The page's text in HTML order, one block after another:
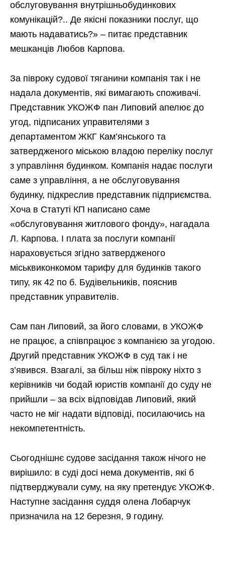
обслуговування внутрішньобудинкових
комунікацій?.. Де якісні показники послуг, що
мають надаватись?» – питає представник
мешканців Любов Карпова.
За півроку судової тяганини компанія так і не
надала документів, які вимагають споживачі.
Представник УКОЖФ пан Липовий апелює до
угод, підписаних управителями з
департаментом ЖКГ Кам’янського та
затвердженого міською владою переліку послуг
з управління будинком. Компанія надає послуги
саме з управління, а не обслуговування
будинку, підкреслив представник підприємства.
Хоча в Статуті КП написано саме
«обслуговування житлового фонду», нагадала
Л. Карпова. І плата за послуги компанії
нараховується згідно затвердженого
міськвиконкомом тарифу для будинків такого
типу, як 42 по б. Будівельників, пояснив
представник управителів.
Сам пан Липовий, за його словами, в УКОЖФ
не працює, а співпрацює з компанією за угодою.
Другий представник УКОЖФ в суд так і не
з’явився. Взагалі, за більш ніж півроку ніхто з
керівників чи бодай юристів компанії до суду не
прийшли – за всіх відповідав Липовий, який
часто не міг надати відповіді, посилаючись на
некомпетентність.
Сьогоднішнє судове засідання також нічого не
вирішило: в суді досі нема документів, які б
підтверджували суму, на яку претендує УКОЖФ.
Наступне засідання суддя олена Лобарчук
призначила на 12 березня, 9 годину.